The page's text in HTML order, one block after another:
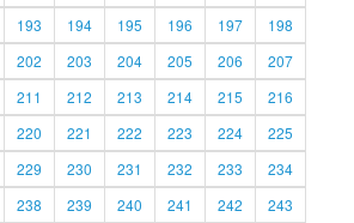
193 194 195 196 197
198
202 203 204 205 206
207
211 212 213 214 215
216
220 221 222 223 224
225
229 230 231 232 233
234
238 239 240 241 242
243